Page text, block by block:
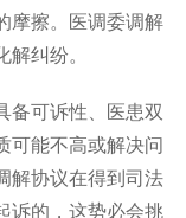
摩擦。医调委调解
纠纷。
备可诉性、医患双
可能不高或解决问
解协议在得到司法
诉的，这势必会挑